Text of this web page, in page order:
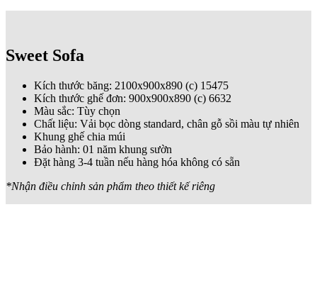
Sweet Sofa
Kích thước băng: 2100x900x890 (c) 15475
Kích thước ghế đơn: 900x900x890 (c) 6632
Màu sắc: Tùy chọn
Chất liệu: Vải bọc dòng standard, chân gỗ sồi màu tự nhiên
Khung ghế chia múi
Bảo hành: 01 năm khung sườn
Đặt hàng 3-4 tuần nếu hàng hóa không có sẵn
*Nhận điều chỉnh sản phẩm theo thiết kế riêng